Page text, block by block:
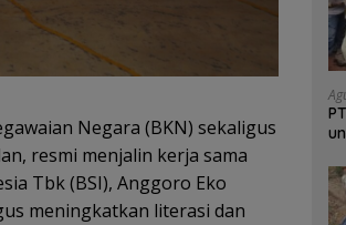
Negara (BKN) sekaligus
resmi menjalin kerja sama
Tbk (BSI), Anggoro Eko
meningkatkan literasi dan